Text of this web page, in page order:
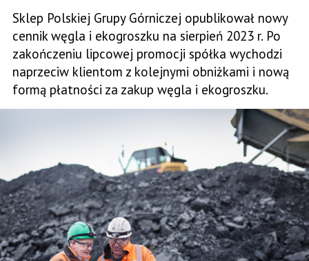
Sklep Polskiej Grupy Górniczej opublikował nowy
cennik węgla i ekogroszku na sierpień 2023 r. Po
zakończeniu lipcowej promocji spółka wychodzi
naprzeciw klientom z kolejnymi obniżkami i nową
formą płatności za zakup węgla i ekogroszku.